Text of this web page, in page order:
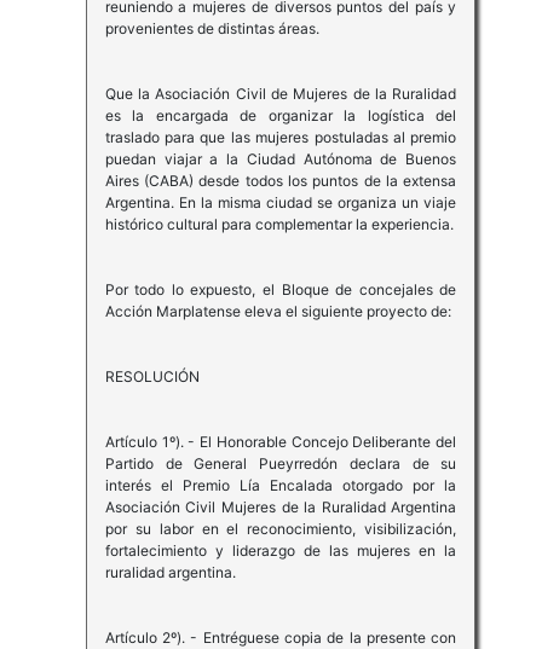
reuniendo a mujeres de diversos puntos del país y
provenientes de distintas áreas.
Que la Asociación Civil de Mujeres de la Ruralidad
es la encargada de organizar la logística del
traslado para que las mujeres postuladas al premio
puedan viajar a la Ciudad Autónoma de Buenos
Aires (CABA) desde todos los puntos de la extensa
Argentina. En la misma ciudad se organiza un viaje
histórico cultural para complementar la experiencia.
Por todo lo expuesto, el Bloque de concejales de
Acción Marplatense eleva el siguiente proyecto de:
RESOLUCIÓN
Artículo 1º). - El Honorable Concejo Deliberante del
Partido de General Pueyrredón declara de su
interés el Premio Lía Encalada otorgado por la
Asociación Civil Mujeres de la Ruralidad Argentina
por su labor en el reconocimiento, visibilización,
fortalecimiento y liderazgo de las mujeres en la
ruralidad argentina.
Artículo 2º). - Entréguese copia de la presente con